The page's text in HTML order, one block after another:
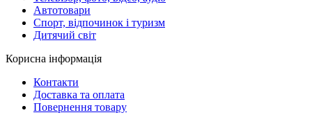
Автотовари
Спорт, відпочинок і туризм
Дитячий світ
Корисна інформація
Контакти
Доставка та оплата
Повернення товару